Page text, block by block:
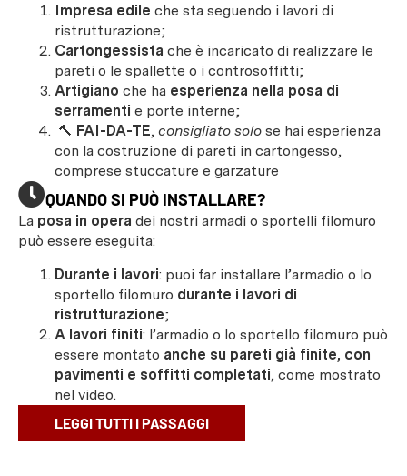
Impresa edile che sta seguendo i lavori di
ristrutturazione;
Cartongessista che è incaricato di realizzare le
pareti o le spallette o i controsoffitti;
Artigiano che ha esperienza nella posa di
serramenti e porte interne;
🔨 FAI-DA-TE, consigliato solo se hai esperienza
con la costruzione di pareti in cartongesso,
comprese stuccature e garzature
QUANDO SI PUÒ INSTALLARE?
La posa in opera dei nostri armadi o sportelli filomuro
può essere eseguita:
Durante i lavori: puoi far installare l’armadio o lo
sportello filomuro durante i lavori di
ristrutturazione;
A lavori finiti: l’armadio o lo sportello filomuro può
essere montato anche su pareti già finite, con
pavimenti e soffitti completati, come mostrato
nel video.
LEGGI TUTTI I PASSAGGI